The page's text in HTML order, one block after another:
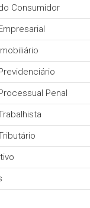
Consumidor
Penal